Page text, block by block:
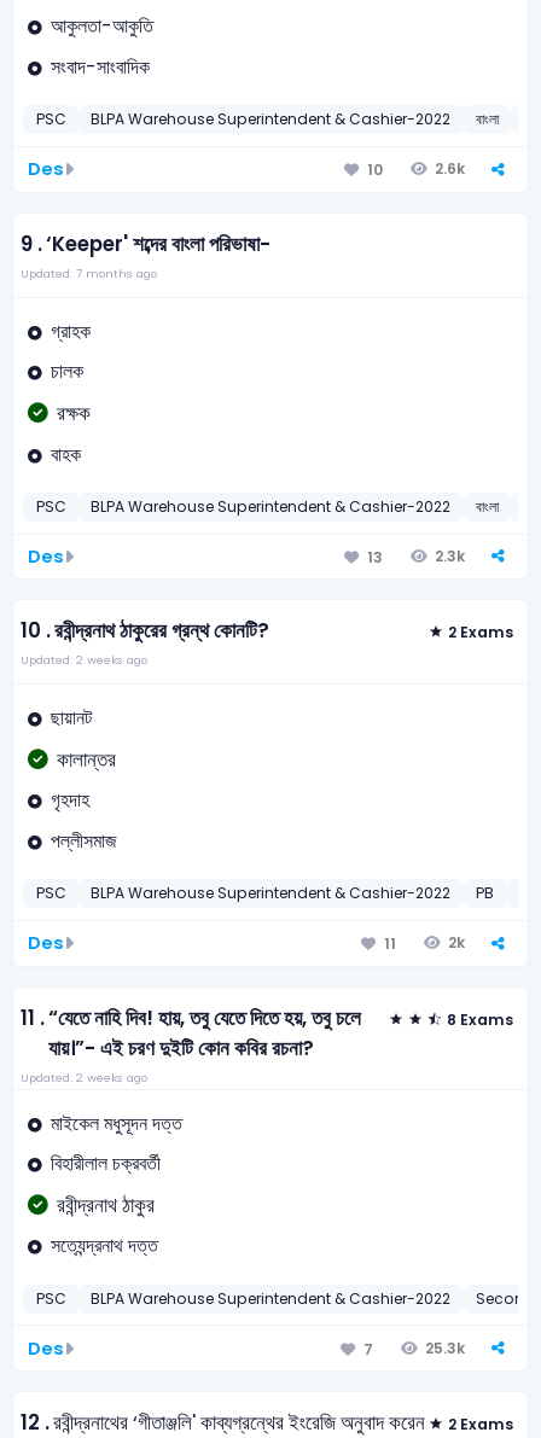
আকুলতা-আকুতি
সংবাদ-সাংবাদিক
PSC BLPA Warehouse Superintendent & Cashier-2022 বাংলা
Des 10 2.6k
9 .‘Keeper' শব্দের বাংলা পরিভাষা-
Updated: 7 months ago
গ্রাহক
চালক
রক্ষক
বাহক
PSC BLPA Warehouse Superintendent & Cashier-2022 বাংলা
Des 13 2.3k
10 .রবীন্দ্রনাথ ঠাকুরের গ্রন্থ কোনটি? 2 Exams
Updated: 2 weeks ago
ছায়ানট
কালান্তর
গৃহদাহ
পল্লীসমাজ
PSC BLPA Warehouse Superintendent & Cashier-2022 PB
Des 11 2k
11 .“যেতে নাহি দিব! হায়, তবু যেতে দিতে হয়, তবু চলে
যায়।”- এই চরণ দুইটি কোন কবির রচনা?
8 Exams
Updated: 2 weeks ago
মাইকেল মধুসূদন দত্ত
বিহারীলাল চক্রবর্তী
রবীন্দ্রনাথ ঠাকুর
সত্যেন্দ্রনাথ দত্ত
PSC BLPA Warehouse Superintendent & Cashier-2022
Des 7 25.3k
12 .রবীন্দ্রনাথের ‘গীতাঞ্জলি' কাব্যগ্রন্থের ইংরেজি অনুবাদ করেন
2 Exams